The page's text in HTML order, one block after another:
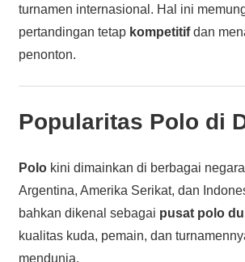
turnamen internasional. Hal ini
pertandingan tetap kompetitifdan
penonton.
Popularitas Polo di
Polokini dimainkan di berbagai
Argentina, Amerika Serikat, dan
bahkan dikenal sebagai pusat polo
kualitas kuda, pemain, dan
mendunia.